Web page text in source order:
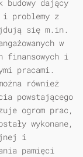
dający
i problemy z
się m.in.
w
finansowych i
pracami.
również
powstającego
ogrom prac,
wykonane,
i
pamięci